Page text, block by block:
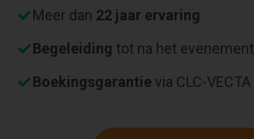
Meer dan 22 jaar ervaring
Begeleiding tot na het evenement
Boekingsgarantie via CLC-VECTA